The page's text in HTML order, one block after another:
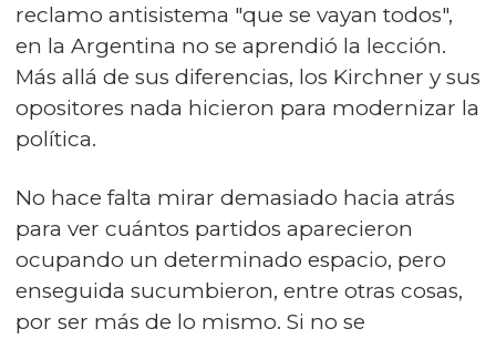
reclamo antisistema "que se vayan todos",
en la Argentina no se aprendió la lección.
Más allá de sus diferencias, los Kirchner y sus
opositores nada hicieron para modernizar la
política.
No hace falta mirar demasiado hacia atrás
para ver cuántos partidos aparecieron
ocupando un determinado espacio, pero
enseguida sucumbieron, entre otras cosas,
por ser más de lo mismo. Si no se